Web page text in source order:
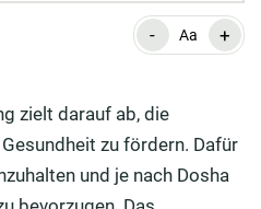
Ernährung?
ayurvedischer Ernährung
Ernährung?
- Aa +
zielt darauf ab, die
zu fördern. Dafür
und je nach Dosha